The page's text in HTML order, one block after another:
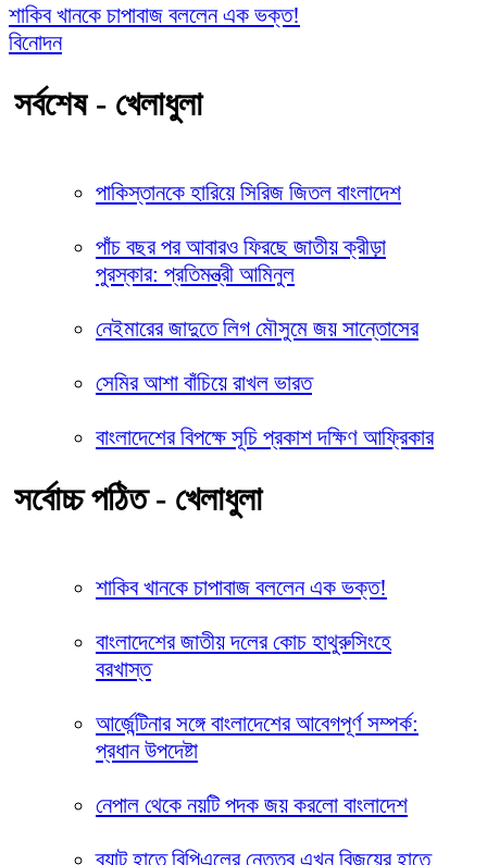
শাকিব খানকে চাপাবাজ বললেন এক ভক্ত!
বিনোদন
সর্বশেষ - খেলাধুলা
পাকিস্তানকে হারিয়ে সিরিজ জিতল বাংলাদেশ
পাঁচ বছর পর আবারও ফিরছে জাতীয় ক্রীড়া
পুরস্কার: প্রতিমন্ত্রী আমিনুল
নেইমারের জাদুতে লিগ মৌসুমে জয় সান্তোসের
সেমির আশা বাঁচিয়ে রাখল ভারত
বাংলাদেশের বিপক্ষে সূচি প্রকাশ দক্ষিণ আফ্রিকার
সর্বোচ্চ পঠিত - খেলাধুলা
শাকিব খানকে চাপাবাজ বললেন এক ভক্ত!
বাংলাদেশের জাতীয় দলের কোচ হাথুরুসিংহে
বরখাস্ত
আর্জেন্টিনার সঙ্গে বাংলাদেশের আবেগপূর্ণ সম্পর্ক:
প্রধান উপদেষ্টা
নেপাল থেকে নয়টি পদক জয় করলো বাংলাদেশ
ব্যাট হাতে বিপিএলের নেতৃত্ব এখন বিজয়ের হাতে